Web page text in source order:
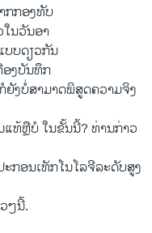
ກ​ກອງທັບ
ນ​ວັນ​ອາ
ບ​ດຽວກັນ
ອງ​ບັນທຶກ
ຍັງບໍ່​ສາມາດ​ພິສູດ​ຄວາມ​ຈິງ
ແທ້ຫຼື​ບໍ ໃນ​ຂັ້ນ​ນີ້? ທ່ານ​ກ່າວ​
ກອນ​ເທັກ​ໂນ​ໂລ​ຈີ​ລະດັບ​ສູງ
ໆ​ນີ້.